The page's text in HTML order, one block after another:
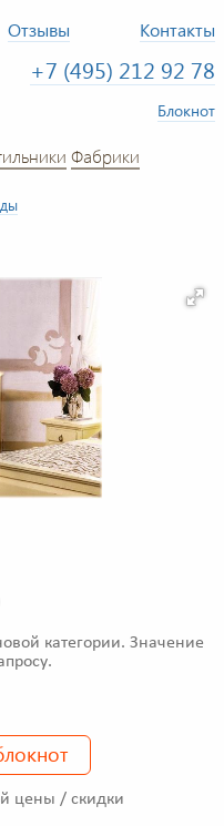
Отзывы Контакты
+7 (495) 212 92 78
Блокнот
Фабрики
категории. Значение
цены / скидки